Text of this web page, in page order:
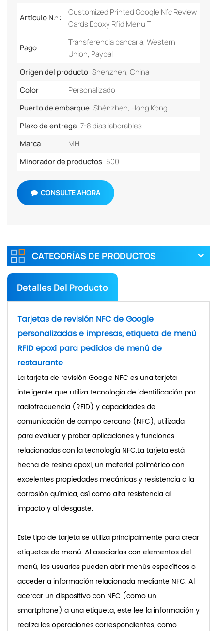
Artículo N.º :
Customized Printed Google Nfc Review
Cards Epoxy Rfid Menu T
Pago
Transferencia bancaria, Western
Union, Paypal
Origen del producto Shenzhen, China
Color
Personalizado
Puerto de embarque Shénzhen, Hong Kong
Plazo de entrega 7-8 días laborables
Marca
MH
Minorador de productos 500
CONSULTE AHORA
CATEGORÍAS DE PRODUCTOS
Detalles Del Producto
Tarjetas de revisión NFC de Google
personalizadas e impresas, etiqueta de menú
RFID epoxi para pedidos de menú de
restaurante
La tarjeta de revisión Google NFC es una tarjeta
inteligente que utiliza tecnología de identificación por
radiofrecuencia (RFID) y capacidades de
comunicación de campo cercano (NFC), utilizada
para evaluar y probar aplicaciones y funciones
relacionadas con la tecnología NFC.La tarjeta está
hecha de resina epoxi, un material polimérico con
excelentes propiedades mecánicas y resistencia a la
corrosión química, así como alta resistencia al
impacto y al desgaste.
Este tipo de tarjeta se utiliza principalmente para crear
etiquetas de menú. Al asociarlas con elementos del
menú, los usuarios pueden abrir menús específicos o
acceder a información relacionada mediante NFC. Al
acercar un dispositivo con NFC (como un
smartphone) a una etiqueta, este lee la información y
realiza las operaciones correspondientes, como